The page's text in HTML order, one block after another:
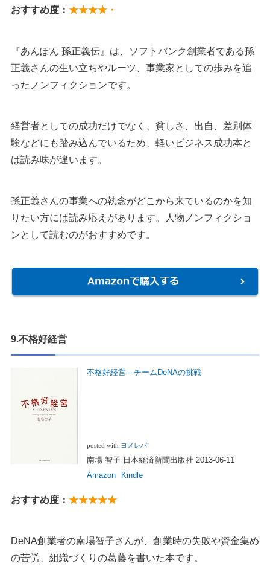
おすすめ度： ★★★★・
『あんぽん 孫正義伝』は、ソフトバンク創業者である孫
正義さんの生い立ちやルーツ、事業家としての歩みを追
ったノンフィクションです。
経営者としての成功だけでなく、貧しさ、出自、差別体
験などにも踏み込んでいるため、軽いビジネス成功本と
は読み味が違います。
孫正義さんの事業への執念がどこから来ているのかを知
りたい方には読み応えがあります。人物ノンフィクショ
ンとして読むのがおすすめです。
9.不格好経営
不格好経営―チームDeNAの挑戦
posted with ヨメレバ
南場 智子 日本経済新聞出版社 2013-06-11
Amazon
Kindle
おすすめ度： ★★★★★
DeNA創業者の南場智子さんが、創業時の失敗や資金集め
の苦労、組織づくりの葛藤を書いた本です。